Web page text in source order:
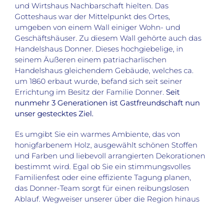
und Wirtshaus Nachbarschaft hielten. Das
Gotteshaus war der Mittelpunkt des Ortes,
umgeben von einem Wall einiger Wohn- und
Geschäftshäuser. Zu diesem Wall gehörte auch das
Handelshaus Donner. Dieses hochgiebelige, in
seinem Äußeren einem patriacharlischen
Handelshaus gleichendem Gebäude, welches ca.
um 1860 erbaut wurde, befand sich seit seiner
Errichtung im Besitz der Familie Donner. Seit
nunmehr 3 Generationen ist Gastfreundschaft nun
unser gestecktes Ziel.
Es umgibt Sie ein warmes Ambiente, das von
honigfarbenem Holz, ausgewählt schönen Stoffen
und Farben und liebevoll arrangierten Dekorationen
bestimmt wird. Egal ob Sie ein stimmungsvolles
Familienfest oder eine effiziente Tagung planen,
das Donner-Team sorgt für einen reibungslosen
Ablauf. Wegweiser unserer über die Region hinaus